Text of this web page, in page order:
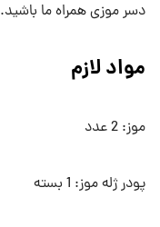
دسر موزی همراه ما باشید.
مواد لازم
موز: 2 عدد
پودر ژله موز: 1 بسته